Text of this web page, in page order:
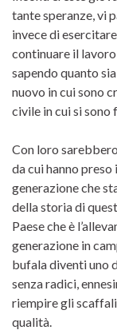
tante speranze, vi
invece di
continuare il
sapendo quanto
nuovo in cui sono
civile in cui si sono
Con loro
da cui hanno
generazione che
della storia di
Paese che è
generazione in
bufala diventi uno
senza radici,
riempire gli
qualità.